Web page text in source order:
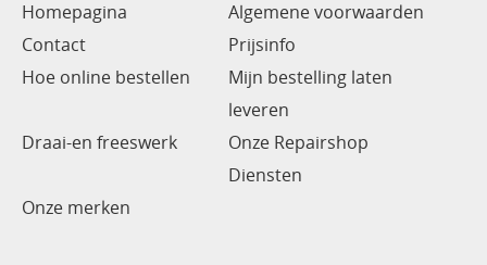
Homepagina
Algemene voorwaarden
Contact
Prijsinfo
Hoe online bestellen
Mijn bestelling laten
leveren
Draai-en freeswerk
Onze Repairshop
Diensten
Onze merken